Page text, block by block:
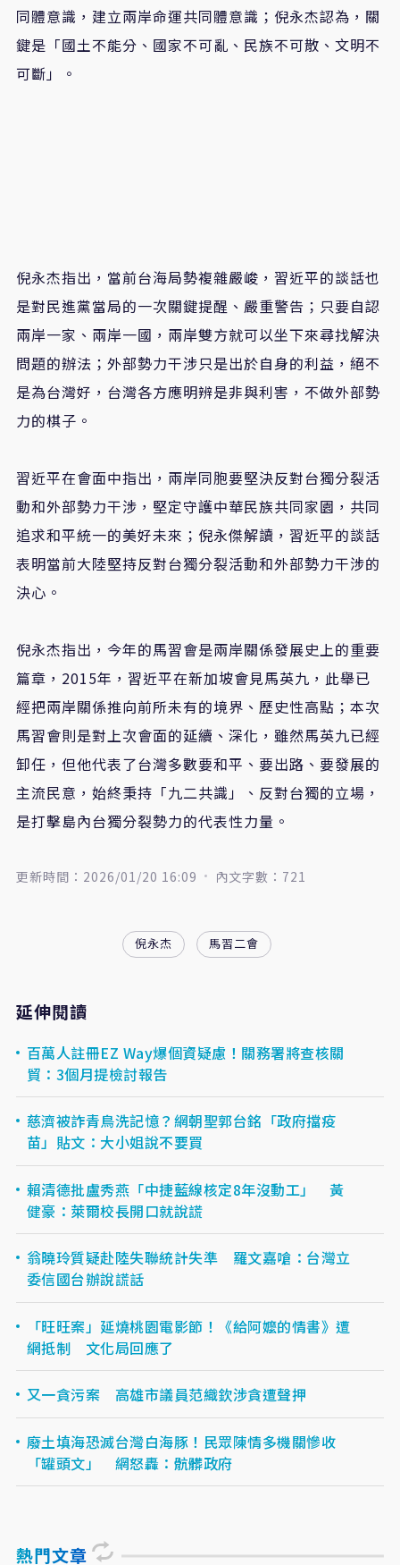
同體意識，建立兩岸命運共同體意識；倪永杰認為，關
鍵是「國土不能分、國家不可亂、民族不可散、文明不
可斷」。
倪永杰指出，當前台海局勢複雜嚴峻，習近平的談話也
是對民進黨當局的一次關鍵提醒、嚴重警告；只要自認
兩岸一家、兩岸一國，兩岸雙方就可以坐下來尋找解決
問題的辦法；外部勢力干涉只是出於自身的利益，絕不
是為台灣好，台灣各方應明辨是非與利害，不做外部勢
力的棋子。
習近平在會面中指出，兩岸同胞要堅決反對台獨分裂活
動和外部勢力干涉，堅定守護中華民族共同家園，共同
追求和平統一的美好未來；倪永傑解讀，習近平的談話
表明當前大陸堅持反對台獨分裂活動和外部勢力干涉的
決心。
倪永杰指出，今年的馬習會是兩岸關係發展史上的重要
篇章， 2015年，習近平在新加坡會見馬英九，此舉已
經把兩岸關係推向前所未有的境界、歷史性高點；本次
馬習會則是對上次會面的延續、深化，雖然馬英九已經
卸任，但他代表了台灣多數要和平、要出路、要發展的
主流民意，始終秉持「九二共識」、反對台獨的立場，
是打擊島內台獨分裂勢力的代表性力量。
更新時間：2026/01/20 16:09 內文字數：721
倪永杰 馬習二會
延伸閱讀
百萬人註冊EZ Way爆個資疑慮！關務署將查核關
貿：3個月提檢討報告
慈濟被詐青鳥洗記憶？網朝聖郭台銘「政府擋疫
苗」貼文：大小姐說不要買
賴清德批盧秀燕「中捷藍線核定8年沒動工」 黃
健豪：萊爾校長開口就說謊
翁曉玲質疑赴陸失聯統計失準 羅文嘉嗆：台灣立
委信國台辦說謊話
「旺旺案」延燒桃園電影節！《給阿嬤的情書》遭
網抵制 文化局回應了
又一貪污案 高雄市議員范織欽涉貪遭聲押
廢土填海恐滅台灣白海豚！民眾陳情多機關慘收
「罐頭文」 網怒轟：骯髒政府
熱門文章